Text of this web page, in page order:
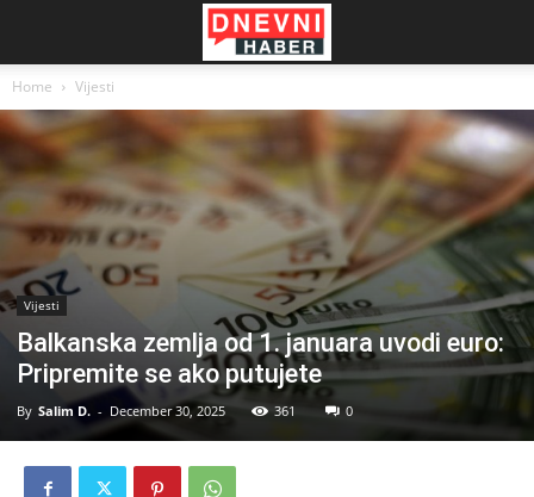
Home Vijesti
Vijesti
Balkanska zemlja od 1. januara uvodi euro:
Pripremite se ako putujete
By Salim D. - December 30, 2025 361 0